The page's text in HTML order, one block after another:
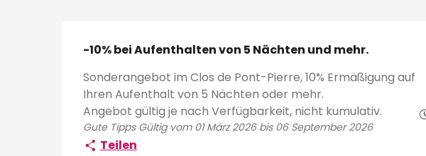
-10% bei Aufenthalten von 5 Nächten und mehr.
-10% bei Aufenthalten von 5 Nächten und mehr.
Sonderangebot im Clos de Pont-Pierre, 10% Ermäßigung auf
Ihren Aufenthalt von 5 Nächten oder mehr.
Angebot gültig je nach Verfügbarkeit, nicht kumulativ.
Gute Tipps Gültig vom 01 März 2026 bis 06 September 2026
Teilen